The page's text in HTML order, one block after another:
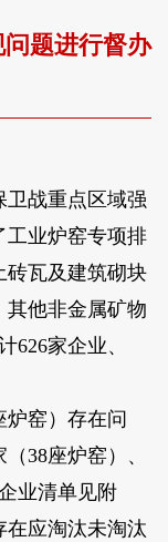
题进行督办
战重点区域强
工业炉窑专项排
砖瓦及建筑砌块
其他非金属矿物
626家企业、
窑）存在问
38座炉窑）、
业清单见附
在应淘汰未淘汰